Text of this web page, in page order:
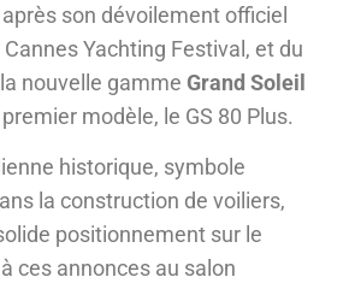
après son dévoilement officiel
Yachting Festival, et du
nouvelle gamme Grand Soleil
modèle, le GS 80 Plus.
historique, symbole
la construction de voiliers,
positionnement sur le
ces annonces au salon